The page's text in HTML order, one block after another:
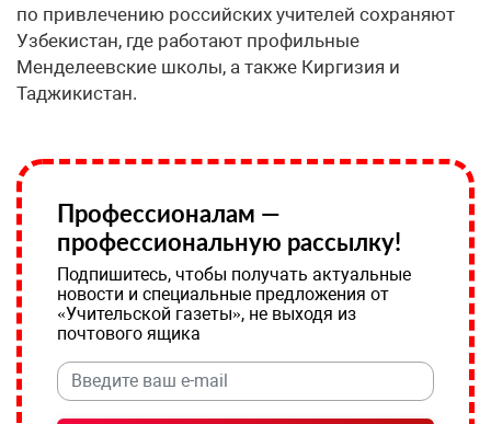
по привлечению российских учителей сохраняют
Узбекистан, где работают профильные
Менделеевские школы, а также Киргизия и
Таджикистан.
Профессионалам —
профессиональную рассылку!
Подпишитесь, чтобы получать актуальные
новости и специальные предложения от
«Учительской газеты», не выходя из
почтового ящика